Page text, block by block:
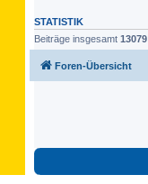
STATISTIK
Beiträge insgesamt 13079
Foren-Übersicht